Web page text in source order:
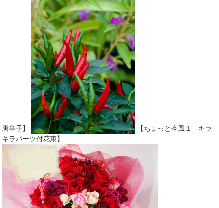
唐辛子】
【ちょっと今風１ キラ
キラパーツ付花束】